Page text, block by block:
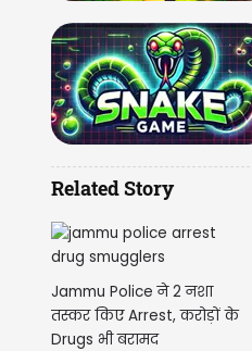
Related Story
Jammu Police ने 2 नशा
तस्कर किए Arrest, करोड़ों के
Drugs भी बरामद